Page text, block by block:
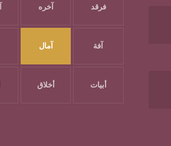
فرقد آخره
آفة آمال
أبيات أخلاق